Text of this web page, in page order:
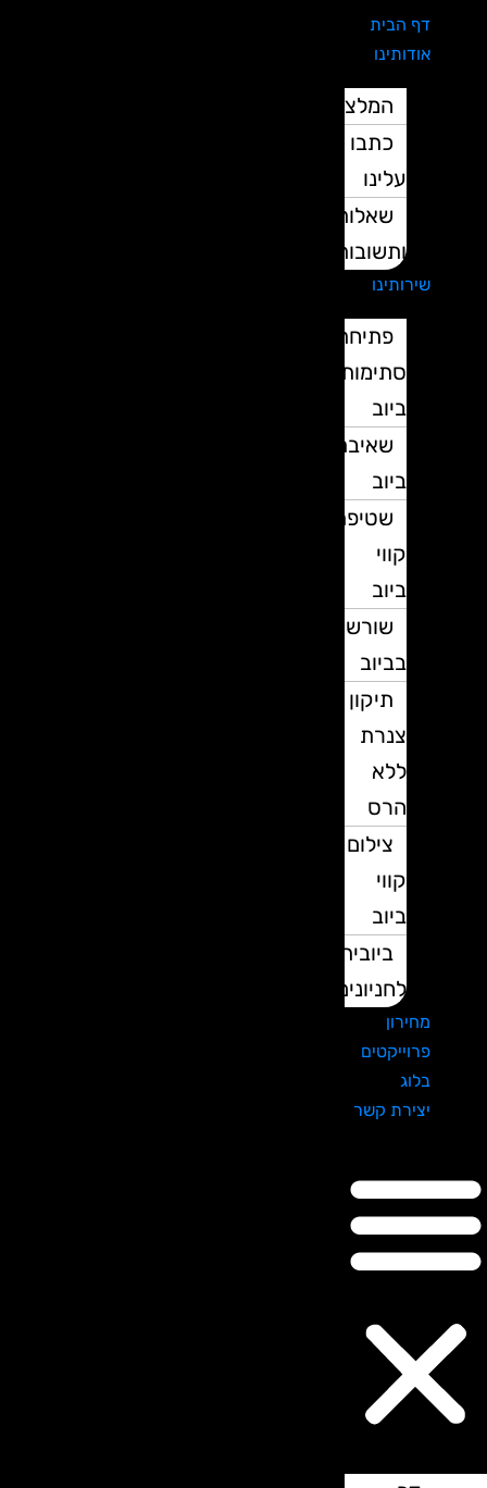
דף הבית
אודותינו
המלצות
כתבו
עלינו
שאלות
ותשובות
שירותינו
פתיחת
סתימות
ביוב
שאיבת
ביוב
שטיפת
קווי
ביוב
שורשים
בביוב
תיקון
צנרת
ללא
הרס
צילום
קווי
ביוב
ביובית
לחניונים
מחירון
פרוייקטים
בלוג
יצירת קשר